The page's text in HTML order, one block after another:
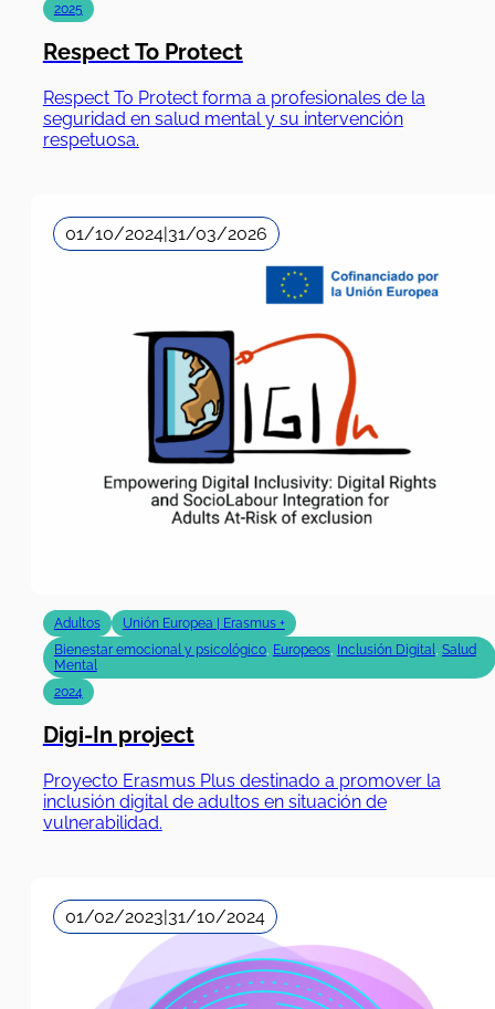
2025
Respect To Protect
Respect To Protect forma a profesionales de la
seguridad en salud mental y su intervención
respetuosa.
01/10/2024 31/03/2026
Adultos
Unión Europea | Erasmus +
Bienestar emocional y psicológico, Europeos, Inclusión Digital, Salud
Mental
2024
Digi-In project
Proyecto Erasmus Plus destinado a promover la
inclusión digital de adultos en situación de
vulnerabilidad.
01/02/2023 31/10/2024